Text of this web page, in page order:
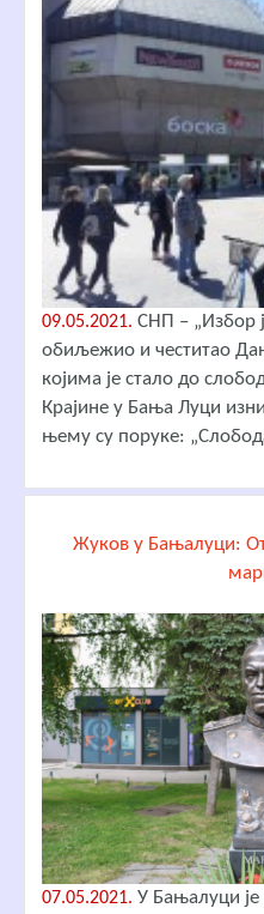
09.05.2021. СНП – „Избор
обиљежио и честитао
којима је стало до
Крајине у Бања Луци
њему су поруке:
Жуков у Бањалуци:
07.05.2021. У Бањалуци је